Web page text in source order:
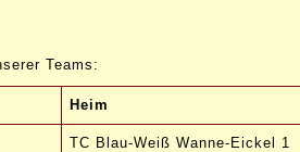
Teams:
Heim
TC Blau-Weiß Wanne-Eickel 1